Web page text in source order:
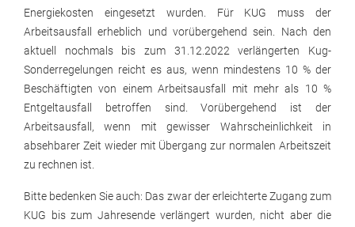
Energiekosten eingesetzt wurden. Für KUG muss der
Arbeitsausfall erheblich und vorübergehend sein. Nach den
aktuell nochmals bis zum 31.12.2022 verlängerten Kug-
Sonderregelungen reicht es aus, wenn mindestens 10 % der
Beschäftigten von einem Arbeitsausfall mit mehr als 10 %
Entgeltausfall betroffen sind. Vorübergehend ist der
Arbeitsausfall, wenn mit gewisser Wahrscheinlichkeit in
absehbarer Zeit wieder mit Übergang zur normalen Arbeitszeit
zu rechnen ist.
Bitte bedenken Sie auch: Das zwar der erleichterte Zugang zum
KUG bis zum Jahresende verlängert wurden, nicht aber die